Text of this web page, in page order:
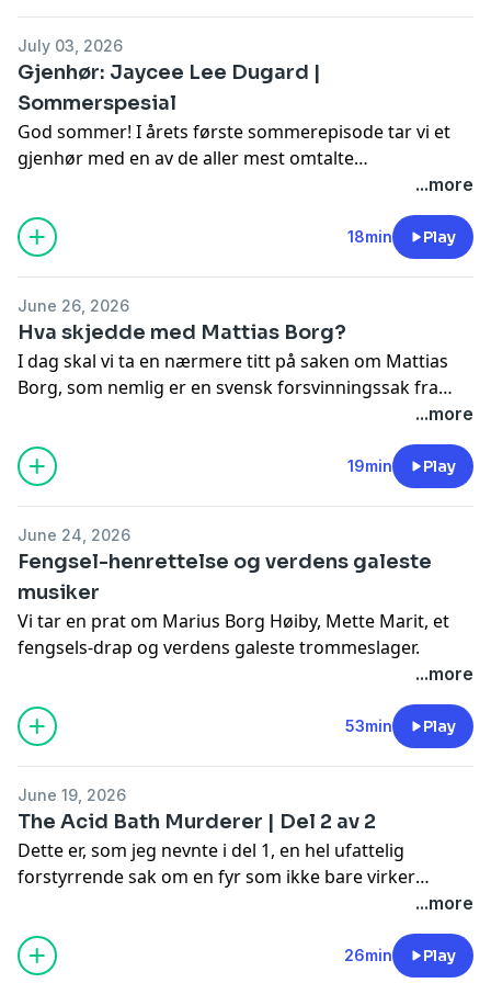
ingen måte være det siste heller…
July 03, 2026
Gjenhør: Jaycee Lee Dugard |
Sommerspesial
God sommer! I årets første sommerepisode tar vi et
gjenhør med en av de aller mest omtalte
kidnappingen av Jaycee Lee Dugard fra sommeren
1991. Jaycee var bare 11 år gammel da hun var på vei
til bussholdeplassen for å dra på skolen, da hun ble
ta hele 18 år før saken fikk en utvikling. Hva skjedde
egentlig med Jaycee Lee Dugard den gangen, og hvem
var det som kidnappet henne?
...more
18min Play
June 26, 2026
Hva skjedde med Mattias Borg?
I dag skal vi ta en nærmere titt på saken om Mattias
Borg, som nemlig er en svensk forsvinningssak fra
2020. Jeg må innrømme at jeg ble overrasket over
hvordan denne saken utartet seg etter at det ble kjent
at Mattias forsvant den gangen i 2020, av litt ulike
årsaker, men akkurat hvorfor skal vi selvfølgelig
gjøre en 17 år gammel gutt som omtrent forsvant helt
sporløst fra jordens overflate, som etterlot både
familien, venner og kjente som store spørsmålstegn.
Hva skjedde egentlig med 17 år gamle Mattias Borg?
...more
19min Play
June 24, 2026
Fengsel-henrettelse og verdens galeste
musiker
Vi tar en prat om Marius Borg Høiby, Mette Marit, et
fengsels-drap og verdens galeste trommeslager.
...more
53min Play
June 19, 2026
The Acid Bath Murderer | Del 2 av 2
Dette er, som jeg nevnte i del 1, en hel ufattelig
forstyrrende sak om en fyr som ikke bare virker
usympatisk og rett og slett ond, men vi får også høre
uskyldige mennesker, som kun ble offer for en eneste
...more
26min Play